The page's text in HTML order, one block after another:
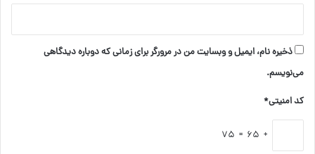
ذخیره نام، ایمیل و وبسایت من در مرورگر برای زمانی که دوباره دیدگاهی
می‌نویسم.
کد امنیتی*
+ 65 = 75